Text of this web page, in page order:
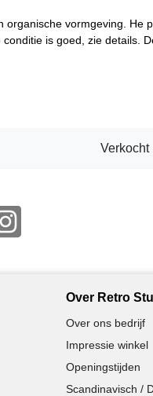
organische vormgeving. He
is goed, zie details.
Verkocht
Over Retro
Over ons bedrijf
Impressie winkel
Openingstijden
Scandinavisch /